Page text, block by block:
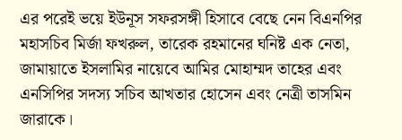
এর পরেই ভয়ে ইউনূস সফরসঙ্গী হিসাবে বেছে নেন বিএনপির
মহাসচিব মির্জা ফখরুল, তারেক রহমানের ঘনিষ্ট এক নেতা,
জামায়াতে ইসলামির নায়েবে আমির মোহাম্মদ তাহের এবং
এনসিপির সদস্য সচিব আখতার হোসেন এবং নেত্রী তাসমিন
জারাকে।